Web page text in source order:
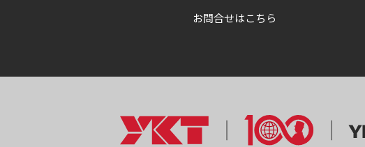
お問合せはこちら